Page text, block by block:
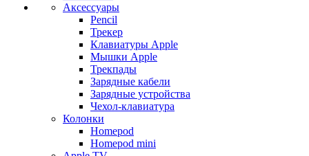
Аксессуары
Pencil
Трекер
Клавиатуры Apple
Мышки Apple
Трекпады
Зарядные кабели
Зарядные устройства
Чехол-клавиатура
Колонки
Homepod
Homepod mini